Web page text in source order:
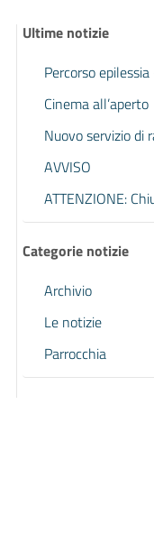
Ultime notizie
Percorso
Cinema all’aperto
Nuovo servizio di
AVVISO
ATTENZIONE:
Categorie notizie
Archivio
Le notizie
Parrocchia